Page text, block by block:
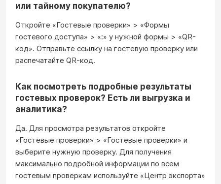
или тайному покупателю?
Откройте «Гостевые проверки» > «Формы
гостевого доступа» > «:» у нужной формы > «QR-
код». Отправьте ссылку на гостевую проверку или
распечатайте QR-код.
Как посмотреть подробные результаты
гостевых проверок? Есть ли выгрузка и
аналитика?
Да. Для просмотра результатов откройте
«Гостевые проверки» > «Гостевые проверки» и
выберите нужную проверку. Для получения
максимально подробной информации по всем
гостевым проверкам используйте «Центр экспорта»